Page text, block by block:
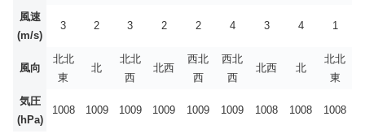
風速
(m/s)
3 2 3 2 2 4 3 4 1
風向
北北
東
北
北北
西
北西
西北
西
西北
西
北西 北
北北
東
気圧
(hPa)
1008 1009 1009 1009 1009 1009 1008 1008 1008